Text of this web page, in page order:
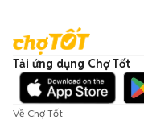
Tải ứng dụng Chợ Tốt
Về Chợ Tốt